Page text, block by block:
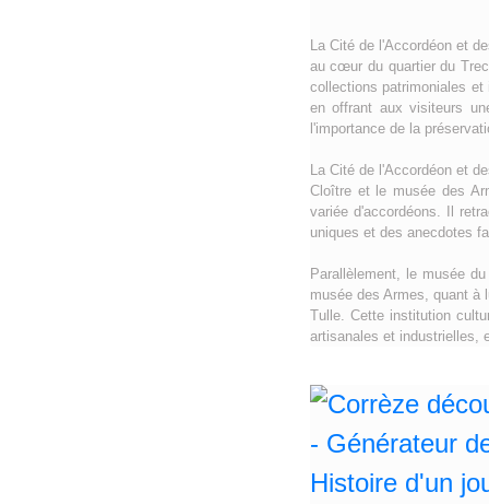
La Cité de l'Accordéon et
au cœur du quartier du
collections patrimoniales
en offrant aux visiteurs
l'importance de la
La Cité de l'Accordéon et
Cloître et le musée des
variée d'accordéons. Il
uniques et des anecdotes
Parallèlement, le musée
musée des Armes, quant à
Tulle. Cette institution
artisanales et industrielles,